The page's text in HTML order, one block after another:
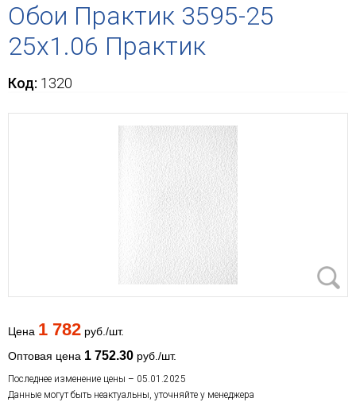
Обои Практик 3595-25
25х1.06 Практик
Код: 1320
Цена 1 782 руб./шт.
Оптовая цена 1 752.30 руб./шт.
Последнее изменение цены – 05.01.2025
Данные могут быть неактуальны, уточняйте у менеджера